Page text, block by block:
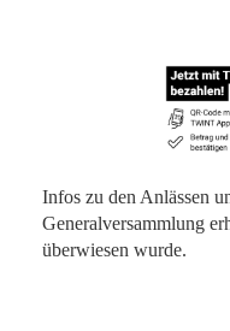
Infos zu den Anlässen
Generalversammlung
überwiesen wurde.